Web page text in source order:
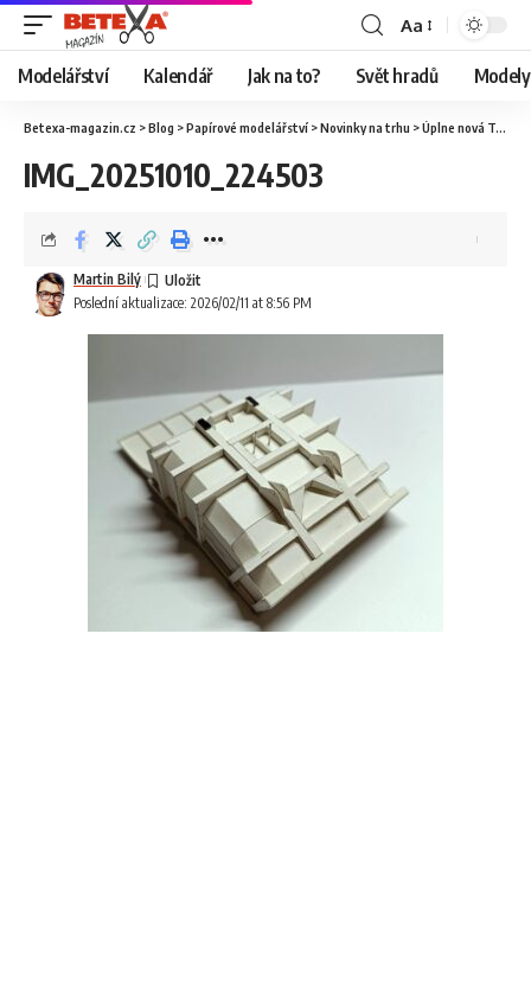
Aa
Modelářství Kalendář Jak na to? Svět hradů
Betexa-magazin.cz >Blog >Papírové modelářství >Novinky na trhu >Úplne nová Tatra 147 od Ripper Works
IMG_20251010_224503
Poslední aktualizace: 2026/02/11 at 8:56 PM
Martin Bilý